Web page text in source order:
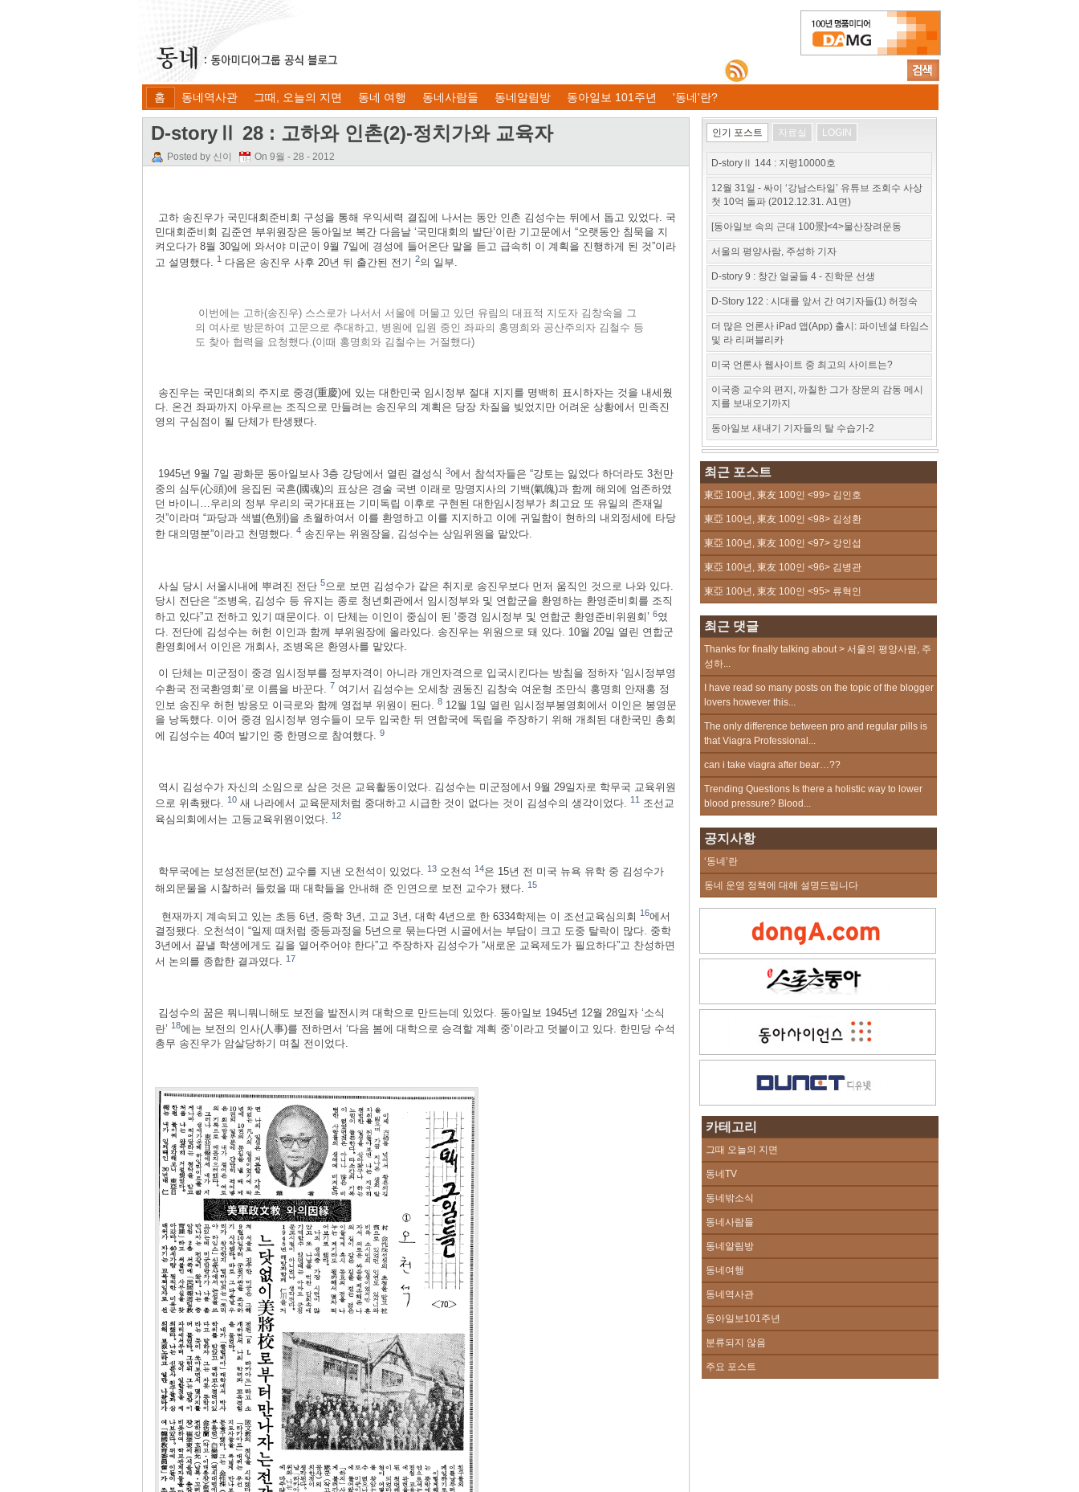
홈 동네역사관 그때, 오늘의 지면 동네 여행 동네사람들 동네알림방 동아일보 101주년 '동네'란?
D-storyⅡ 28 : 고하와 인촌(2)-정치가와 교육자
Posted by 신이 On 9월 - 28 - 2012
고하 송진우가 국민대회준비회 구성을 통해 우익세력 결집에 나서는 동안 인촌 김성수는 뒤에서 돕고 있었다. 국
민대회준비회 김준연 부위원장은 동아일보 복간 다음날 ‘국민대회의 발단’이란 기고문에서 “오랫동안 침묵을 지
켜오다가 8월 30일에 와서야 미군이 9월 7일에 경성에 들어온단 말을 듣고 급속히 이 계획을 진행하게 된 것”이라
고 설명했다. 1 다음은 송진우 사후 20년 뒤 출간된 전기 2의 일부.
이번에는 고하(송진우) 스스로가 나서서 서울에 머물고 있던 유림의 대표적 지도자 김창숙을 그
의 여사로 방문하여 고문으로 추대하고, 병원에 입원 중인 좌파의 홍명희와 공산주의자 김철수 등
도 찾아 협력을 요청했다.(이때 홍명희와 김철수는 거절했다)
송진우는 국민대회의 주지로 중경(重慶)에 있는 대한민국 임시정부 절대 지지를 명백히 표시하자는 것을 내세웠
다. 온건 좌파까지 아우르는 조직으로 만들려는 송진우의 계획은 당장 차질을 빚었지만 어려운 상황에서 민족진
영의 구심점이 될 단체가 탄생됐다.
1945년 9월 7일 광화문 동아일보사 3층 강당에서 열린 결성식 3에서 참석자들은 “강토는 잃었다 하더라도 3천만
중의 심두(心頭)에 응집된 국혼(國魂)의 표상은 경술 국변 이래로 망명지사의 기백(氣魄)과 함께 해외에 엄존하였
던 바이니…우리의 정부 우리의 국가대표는 기미독립 이후로 구현된 대한임시정부가 최고요 또 유일의 존재일
것”이라며 “파당과 색별(色別)을 초월하여서 이를 환영하고 이를 지지하고 이에 귀일함이 현하의 내외정세에 타당
한 대의명분”이라고 천명했다.
4 송진우는 위원장을, 김성수는 상임위원을 맡았다.
사실 당시 서울시내에 뿌려진 전단 5으로 보면 김성수가 같은 취지로 송진우보다 먼저 움직인 것으로 나와 있다.
당시 전단은 “조병옥, 김성수 등 유지는 종로 청년회관에서 임시정부와 및 연합군을 환영하는 환영준비회를 조직
하고 있다”고 전하고 있기 때문이다. 이 단체는 이인이 중심이 된 ‘중경 임시정부 및 연합군 환영준비위원회’ 6였
다. 전단에 김성수는 허헌 이인과 함께 부위원장에 올라있다. 송진우는 위원으로 돼 있다. 10월 20일 열린 연합군
환영회에서 이인은 개회사, 조병옥은 환영사를 맡았다.
이 단체는 미군정이 중경 임시정부를 정부자격이 아니라 개인자격으로 입국시킨다는 방침을 정하자 ‘임시정부영
수환국 전국환영회’로 이름을 바꾼다.
7 여기서 김성수는 오세창 권동진 김창숙 여운형 조만식 홍명희 안재홍 정
인보 송진우 허헌 방응모 이극로와 함께 영접부 위원이 된다. 8 12월 1일 열린 임시정부봉영회에서 이인은 봉영문
을 낭독했다. 이어 중경 임시정부 영수들이 모두 입국한 뒤 연합국에 독립을 주장하기 위해 개최된 대한국민 총회
에 김성수는 40여 발기인 중 한명으로 참여했다. 9
역시 김성수가 자신의 소임으로 삼은 것은 교육활동이었다. 김성수는 미군정에서 9월 29일자로 학무국 교육위원
으로 위촉됐다.
10 새 나라에서 교육문제처럼 중대하고 시급한 것이 없다는 것이 김성수의 생각이었다. 11 조선교
육심의회에서는 고등교육위원이었다. 12
학무국에는 보성전문(보전) 교수를 지낸 오천석이 있었다. 13 오천석 14은 15년 전 미국 뉴욕 유학 중 김성수가
해외문물을 시찰하러 들렀을 때 대학들을 안내해 준 인연으로 보전 교수가 됐다.
15
현재까지 계속되고 있는 초등 6년, 중학 3년, 고교 3년, 대학 4년으로 한 6334학제는 이 조선교육심의회 16에서
결정됐다. 오천석이 “일제 때처럼 중등과정을 5년으로 묶는다면 시골에서는 부담이 크고 도중 탈락이 많다. 중학
3년에서 끝낼 학생에게도 길을 열어주어야 한다”고 주장하자 김성수가 “새로운 교육제도가 필요하다”고 찬성하면
서 논의를 종합한 결과였다. 17
김성수의 꿈은 뭐니뭐니해도 보전을 발전시켜 대학으로 만드는데 있었다. 동아일보 1945년 12월 28일자 ‘소식
란’ 18에는 보전의 인사(人事)를 전하면서 ‘다음 봄에 대학으로 승격할 계획 중’이라고 덧붙이고 있다. 한민당 수석
총무 송진우가 암살당하기 며칠 전이었다.
인기 포스트 자료실 LOGIN
D-storyⅡ 144 : 지령10000호
12월 31일 - 싸이 ‘강남스타일’ 유튜브 조회수 사상
첫 10억 돌파 (2012.12.31. A1면)
[동아일보 속의 근대 100景]<4>물산장려운동
서울의 평양사람, 주성하 기자
D-story 9 : 창간 얼굴들 4 - 진학문 선생
D-Story 122 : 시대를 앞서 간 여기자들(1) 허정숙
더 많은 언론사 iPad 앱(App) 출시: 파이넨셜 타임스
및 라 리퍼블리카
미국 언론사 웹사이트 중 최고의 사이트는?
이국종 교수의 편지, 까칠한 그가 장문의 감동 메시
지를 보내오기까지
동아일보 새내기 기자들의 탈 수습기-2
최근 포스트
東亞 100년, 東友 100인 <99> 김인호
東亞 100년, 東友 100인 <98> 김성환
東亞 100년, 東友 100인 <97> 강인섭
東亞 100년, 東友 100인 <96> 김병관
東亞 100년, 東友 100인 <95> 류혁인
최근 댓글
Thanks for finally talking about > 서울의 평양사람, 주
성하...
I have read so many posts on the topic of the blogger
lovers however this...
The only difference between pro and regular pills is
that Viagra Professional...
can i take viagra after bear…??
Trending Questions Is there a holistic way to lower
blood pressure? Blood...
공지사항
‘동네’란
동네 운영 정책에 대해 설명드립니다
카테고리
그때 오늘의 지면
동네TV
동네밖소식
동네사람들
동네알림방
동네여행
동네역사관
동아일보101주년
분류되지 않음
주요 포스트